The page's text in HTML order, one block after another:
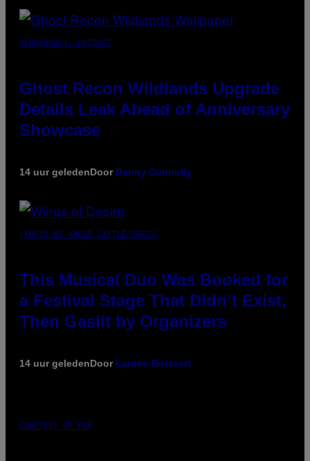
SCREENSHOT: UBISOFT
Ghost Recon Wildlands Upgrade
Details Leak Ahead of Anniversary
Showcase
14 uur geledenDoor Denny Connolly
(PHOTO BY AMBER LITTLE/PRESS)
This Musical Duo Was Booked for
a Festival Stage That Didn’t Exist,
Then Gaslit by Organizers
14 uur geledenDoor Lauren Boisvert
COURTESY OF PAX